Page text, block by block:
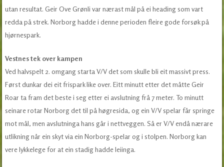
utan resultat. Geir Ove Grønli var nærast mål på ei heading som vart
redda på strek. Norborg hadde i denne perioden fleire gode forsøk på
hjørnespark.
Vestnes tek over kampen
Ved halvspelt 2. omgang starta V/V det som skulle bli eit massivt press.
Først dunkar dei eit frispark like over. Eitt minutt etter det måtte Geir
Roar ta fram det beste i seg etter ei avslutning frå 7 meter. To minutt
seinare rotar Norborg det til på høgresida, og ein V/V spelar får springe
mot mål, men avslutninga hans går i nettveggen. Så er V/V endå nærare
utlikning når ein skyt via ein Norborg-spelar og i stolpen. Norborg kan
vere lykkelege for at ein stadig hadde leiinga.